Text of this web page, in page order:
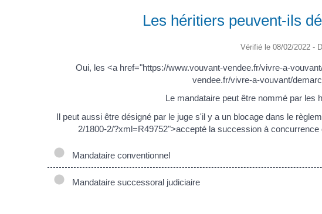
Les héritiers peuvent-ils
Vérifié le 08/02/2022 -
Oui, les <a href="https://www.vouvant-vendee.fr/vivre-a-
vendee.fr/vivre-a-vouvant/
Le mandataire peut être nommé par les
Il peut aussi être désigné par le juge s'il y a un blocage dans le
2/1800-2/?xml=R49752">accepté la succession à
Mandataire conventionnel
Mandataire successoral judiciaire